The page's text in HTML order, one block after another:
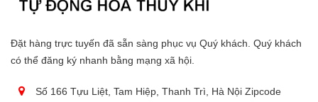
Đặt hàng trực tuyến đã sẵn sàng phục vụ Quý khách. Quý khách
có thể đăng ký nhanh bằng mạng xã hội.
Số 166 Tựu Liệt, Tam Hiệp, Thanh Trì, Hà Nội Zipcode